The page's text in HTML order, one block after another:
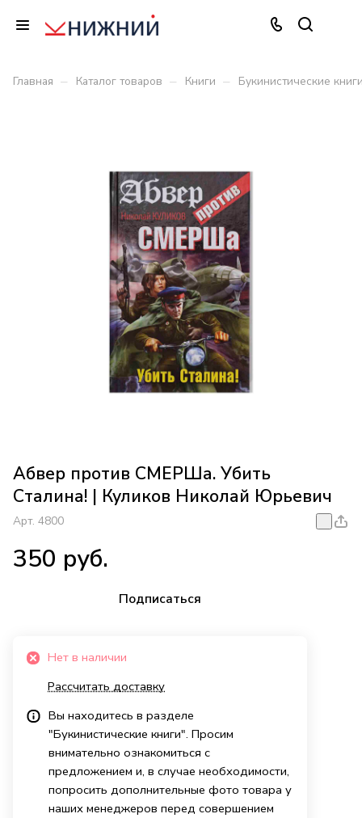
Главная – Каталог товаров – Книги – Букинистические
Абвер против СМЕРШа. Убить
Сталина! | Куликов Николай Юрьевич
Арт. 4800
350 руб.
Подписаться
Нет в наличии
Рассчитать доставку
Вы находитесь в разделе
"Букинистические книги". Просим
внимательно ознакомиться с
предложением и, в случае необходимости,
попросить дополнительные фото товара у
наших менеджеров перед совершением